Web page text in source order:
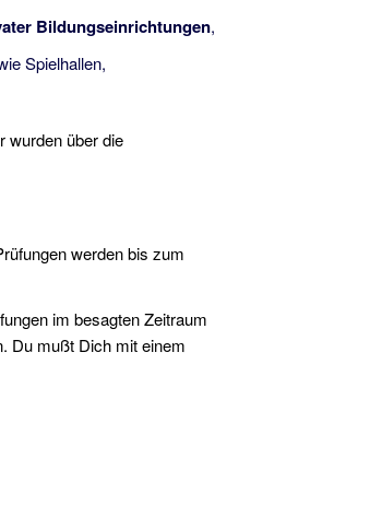
Bildungseinrichtungen,
Spielhallen,
wurden über die
werden bis zum
im besagten Zeitraum
Du mußt Dich mit einem